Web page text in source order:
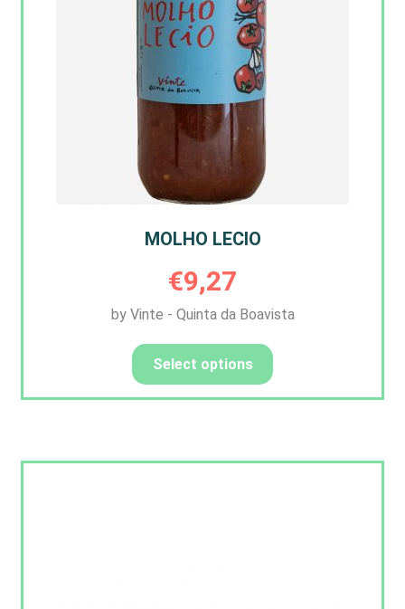
MOLHO LECIO
€9,27
by Vinte - Quinta da Boavista
Select options